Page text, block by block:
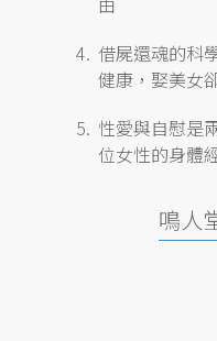
借屍還魂的科
健康，娶美女
性愛與自慰是
位女性的身體
鳴人